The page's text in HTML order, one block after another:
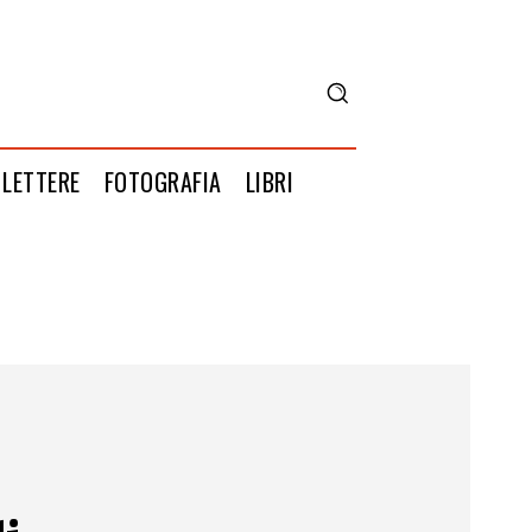
LETTERE FOTOGRAFIA LIBRI